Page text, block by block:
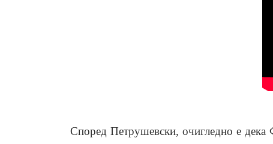
Според Петрушевски, очигледно е дека